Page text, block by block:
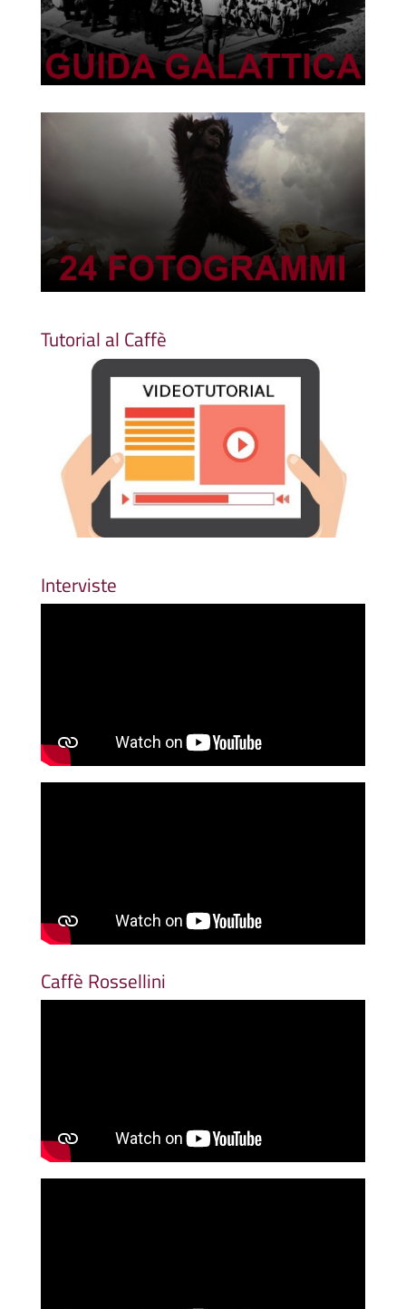
Tutorial al Caffè
Interviste
Caffè Rossellini